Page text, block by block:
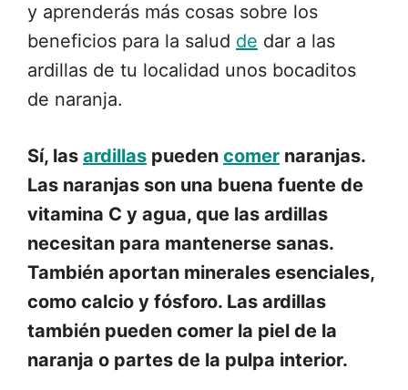
y aprenderás más cosas sobre los
beneficios para la salud de dar a las
ardillas de tu localidad unos bocaditos
de naranja.
Sí, las ardillas pueden comer naranjas.
Las naranjas son una buena fuente de
vitamina C y agua, que las ardillas
necesitan para mantenerse sanas.
También aportan minerales esenciales,
como calcio y fósforo. Las ardillas
también pueden comer la piel de la
naranja o partes de la pulpa interior.